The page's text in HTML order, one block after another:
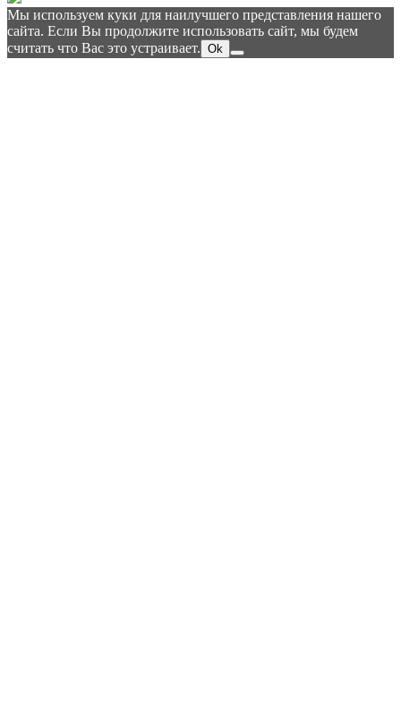
Мы используем куки для наилучшего представления нашего
сайта. Если Вы продолжите использовать сайт, мы будем
считать что Вас это устраивает. Ok